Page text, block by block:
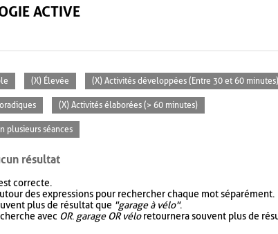
ACTIVE
(X) Élevée (X) Activités développées (Entre 30 et 60 minutes)
(X) Activités élaborées (> 60 minutes)
plusieurs séances
résultat
correcte.
des expressions pour rechercher chaque mot séparément.
plus de résultat que "garage à vélo".
avec OR. garage OR véloretournera souvent plus de